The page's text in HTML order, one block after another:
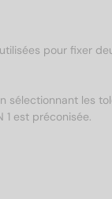
pour fixer
les
1 est préconisée.